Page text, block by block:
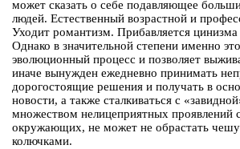
может сказать о себе подавляющее
людей. Естественный возрастной и
Уходит романтизм. Прибавляется цинизма
Однако в значительной степени именно
эволюционный процесс и позволяет
иначе вынужден ежедневно принимать
дорогостоящие решения и получать в
новости, а также сталкиваться с
множеством нелицеприятных проявлений
окружающих, не может не обрастать
колючками.